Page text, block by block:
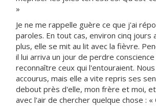
»
Je ne me rappelle guère ce que j'ai
paroles. En tout cas, environ cinq jours
plus, elle se mit au lit avec la fièvre.
il lui arriva un jour de perdre
reconnaître ceux qui l'entouraient.
accourus, mais elle a vite repris ses
debout près d'elle, mon frère et moi,
avec l'air de chercher quelque chose : «